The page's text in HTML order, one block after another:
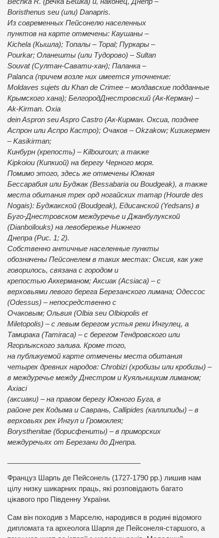
Boristhenus seu (или) Danapris.
Из современных Пейсонелю населенных
пунктов на карте отмечены: Каушаны –
Kichela (Кышла); Топалы – Topal; Пуркары –
Pourkar; Оланешты (или Тудорово) – Sultan
Souvat (Султан-Савати-хан); Паланка –
Palanca (причем возле них имеется уточнение:
Moldaves sujets du Khan de Crimee – молдавские подданные
Крымского хана); БелгородДнестровский (Ак-Керман) –
Ak-Kirman. Oxia
dein Aspron seu Aspro Castro (Ак-Кирман. Оксиа, позднее
Аспрон или Аспро Кастро); Очаков – Okzakow; Кизикермен
– Kasikirman;
Кинбурн (крепость) – Kilbouroun; а также
Kipkoiou (Кипкиой) на берегу Черного моря.
Помимо этого, здесь же отмечены Южная
Бессарабия или Буджак (Bessabaria ou Вoudgeak), а также
места обитания трех орд ногайских татар (Hourde des
Nogais): Буджакской (Boudgeak), Едисанской (Yedsans) в
Буго-Днестровском междуречье и Джанбулукской
(Dianboїlouks) на левобережье Нижнего
Днепра (Рис. 1; 2).
Собственно античные населенные пункты
обозначены Пейсонелем в таких местах: Оксия, как уже
говорилось, связана с городом и
крепостью Аккерманом; Аксиак (Acsiaca) – с
верховьями левого берега Березанского лимана; Одессос
(Odessus) – непосредственно c
Очаковым; Ольвия (Olbia seu Olbiopolis et
Miletopolis) – с левым берегом устья реки Ингулец, а
Тамирака (Tamiraca) – с берегом Тендровского или
Ягорлыкского залива. Кроме того,
на публикуемой карте отмечены места обитания
четырех древних народов: Chrobizi (хробизы или кробизы) –
в междуречье между Днестром и Куяльницким лиманом;
Axiaci
(аксиаки) – на правом берегу Южного Буга, в
районе рек Кодыма и Саврань, Callipides (каллипиды) – в
верховьях рек Ингул и Громоклея;
Bоrysthenitae (борисфениты) – в приморских
междуречьях от Березани до Днепра.
Француз Шарль де Пейсонель (1727-1790 рр.) лишив нам
цілу низку шикарних праць, які розповідають багато
цікавого про Південну України.
Сам він походив з Марселю, народився в родині відомого
дипломата та археолога Шарля де Пейсонеля-старшого, а